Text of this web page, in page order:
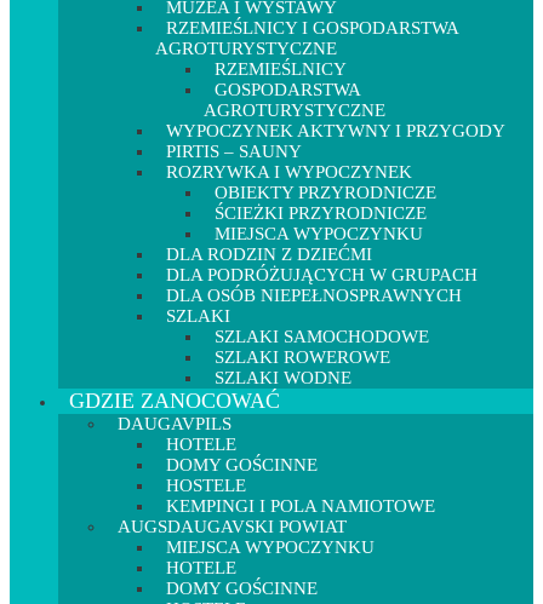
MUZEA I WYSTAWY
RZEMIEŚLNICY I GOSPODARSTWA
AGROTURYSTYCZNE
RZEMIEŚLNICY
GOSPODARSTWA
AGROTURYSTYCZNE
WYPOCZYNEK AKTYWNY I PRZYGODY
PIRTIS – SAUNY
ROZRYWKA I WYPOCZYNEK
OBIEKTY PRZYRODNICZE
ŚCIEŻKI PRZYRODNICZE
MIEJSCA WYPOCZYNKU
DLA RODZIN Z DZIEĆMI
DLA PODRÓŻUJĄCYCH W GRUPACH
DLA OSÓB NIEPEŁNOSPRAWNYCH
SZLAKI
SZLAKI SAMOCHODOWE
SZLAKI ROWEROWE
SZLAKI WODNE
GDZIE ZANOCOWAĆ
DAUGAVPILS
HOTELE
DOMY GOŚCINNE
HOSTELE
KEMPINGI I POLA NAMIOTOWE
AUGSDAUGAVSKI POWIAT
MIEJSCA WYPOCZYNKU
HOTELE
DOMY GOŚCINNE